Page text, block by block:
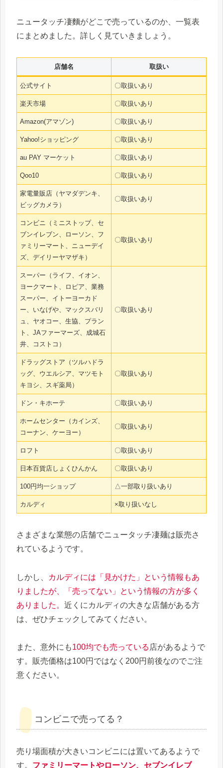
ニュータッチ凄麵がどこで売っているのか、一覧表
にまとめました。詳しく見ていきましょう。
店舗名 取扱い
公式サイト 〇取扱いあり
楽天市場 〇取扱いあり
Amazon(アマゾン) 〇取扱いあり
Yahoo!ショッピング 〇取扱いあり
au PAY マーケット 〇取扱いあり
Qoo10 〇取扱いあり
家電量販店（ヤマダデンキ、
ビッグカメラ）
〇取扱いあり
コンビニ（ミニストップ、セ
ブンイレブン、ローソン、フ
ァミリーマート、ニューデイ
ズ、デイリーヤマザキ）
〇取扱いあり
スーパー（ライフ、イオン、
ヨークマート、ロピア、業務
スーパー、イトーヨーカド
ー、いなげや、マックスバリ
ュ、ヤオコー、生協、プラン
ト、JAファーマーズ、成城石
井、コストコ）
〇取扱いあり
ドラッグストア（ツルハドラ
ッグ、ウエルシア、マツモト
キヨシ、スギ薬局）
〇取扱いあり
ドン・キホーテ 〇取扱いあり
ホームセンター（カインズ、
コーナン、ケーヨー）
〇取扱いあり
ロフト 〇取扱いあり
日本百貨店しょくひんかん 〇取扱いあり
100円均一ショップ △一部取り扱いあり
カルディ ×取り扱いなし
さまざまな業態の店舗でニュータッチ凄麺は販売さ
れているようです。
しかし、
カルディには「見かけた」という情報もあ
りましたが、「売ってない」という情報の方が多く
ありました。 近くにカルディの大きな店舗がある方
は、ぜひチェックしてみてください。
また、意外にも100均でも売っている 店があるようで
す。販売価格は100円ではなく200円前後なのでご注
意ください。
コンビニで売ってる？
売り場面積が大きいコンビニには置いてあるようで
す。 ファミリーマートやローソン、セブンイレブ